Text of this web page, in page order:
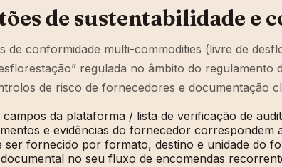
de sustentabilidade e
conformidade multi-commodities (livre de
regulada no âmbito do regulamento
de risco de fornecedores e documentação
da plataforma / lista de verificação de
e evidências do fornecedor correspondem
ser fornecido por formato, destino e unidade do
no seu fluxo de encomendas